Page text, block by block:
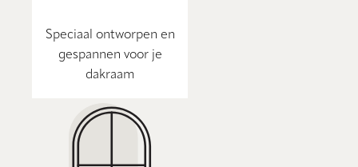
Speciaal ontworpen en
gespannen voor je
dakraam